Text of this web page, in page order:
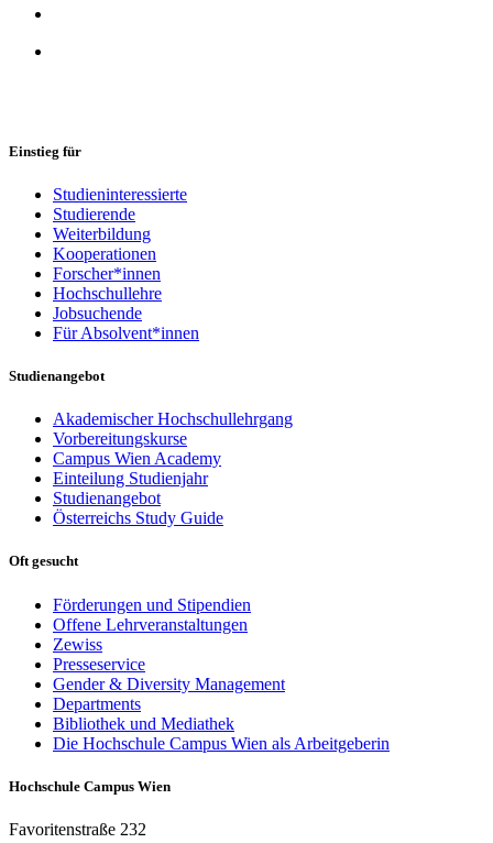
Einstieg für
Studieninteressierte
Studierende
Weiterbildung
Kooperationen
Forscher*innen
Hochschullehre
Jobsuchende
Für Absolvent*innen
Studienangebot
Akademischer Hochschullehrgang
Vorbereitungskurse
Campus Wien Academy
Einteilung Studienjahr
Studienangebot
Österreichs Study Guide
Oft gesucht
Förderungen und Stipendien
Offene Lehrveranstaltungen
Zewiss
Presseservice
Gender & Diversity Management
Departments
Bibliothek und Mediathek
Die Hochschule Campus Wien als Arbeitgeberin
Hochschule Campus Wien
Favoritenstraße 232